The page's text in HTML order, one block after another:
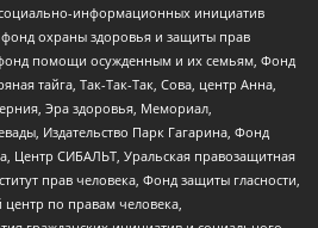
информационных инициатив
охраны здоровья и защиты прав
помощи осужденным и их семьям, Фонд
тайга, Так-Так-Так, Сова, центр Анна,
Эра здоровья, Мемориал,
Издательство Парк Гагарина, Фонд
Центр СИБАЛЬТ, Уральская правозащитная
прав человека, Фонд защиты гласности,
центр по правам человека,